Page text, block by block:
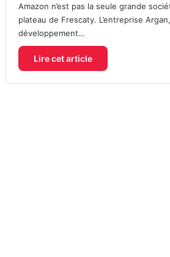
Amazon n’est pas la seule grande
plateau de Frescaty. L’entreprise
développement…
Lire cet article